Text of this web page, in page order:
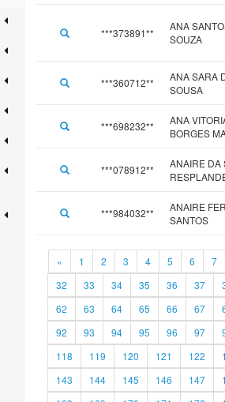
***373891**
ANA
SOUZA
***360712**
ANA SARA
SOUSA
***698232**
ANA
BORGES
***078912**
ANAIRE DA
***984032**
ANAIRE
SANTOS
« 1 2 3 4 5 6 7
32
33 34 35 36 37
62
63 64 65 66 67
92
93 94 95 96 97
118
119 120 121 122
143
144 145 146 147